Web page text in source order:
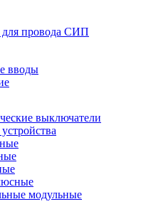
для провода СИП
вводы
выключатели
модульные